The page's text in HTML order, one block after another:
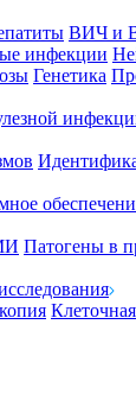
ВИЧ и
инфекции
Генетика
Патогены в